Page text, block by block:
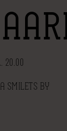
20.00
SMILETS BY